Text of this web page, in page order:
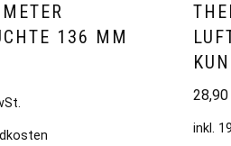
136 MM
28,90
inkl.